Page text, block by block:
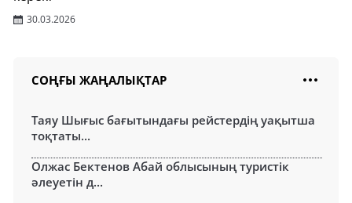
30.03.2026
СОҢҒЫ ЖАҢАЛЫҚТАР
Таяу Шығыс бағытындағы рейстердің уақытша
тоқтаты...
Олжас Бектенов Абай облысының туристік
әлеуетін д...